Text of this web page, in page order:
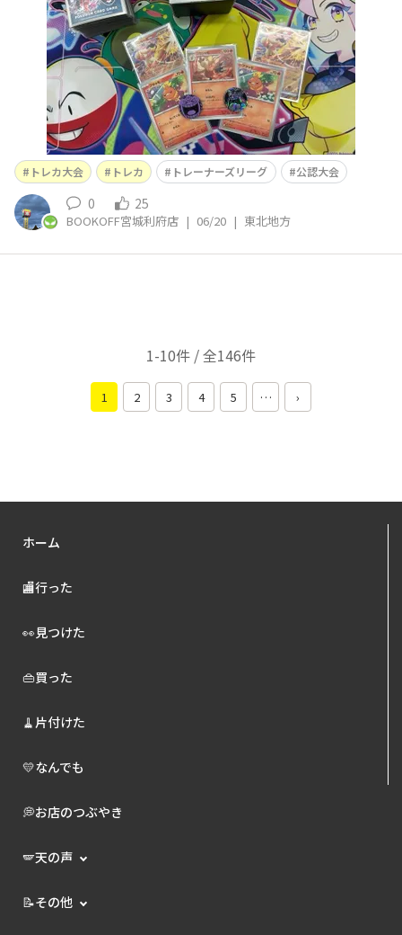
トレカ大会 トレカ トレーナーズリーグ 公認大会
0 25
BOOKOFF宮城利府店 | 06/20 | 東北地方
1-10件 / 全146件
1 2 3 4 5 … ›
ホーム
🏬行った
👀見つけた
👜買った
🧹片付けた
💛なんでも
💭お店のつぶやき
🪽天の声
📝その他